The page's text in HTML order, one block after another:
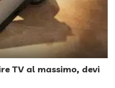
TV al massimo, devi